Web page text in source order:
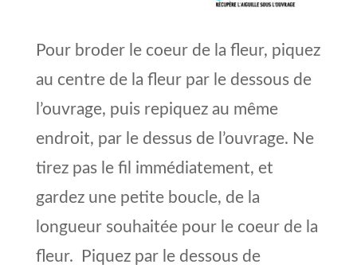
Pour broder le coeur de la fleur, piquez
au centre de la fleur par le dessous de
l’ouvrage, puis repiquez au même
endroit, par le dessus de l’ouvrage. Ne
tirez pas le fil immédiatement, et
gardez une petite boucle, de la
longueur souhaitée pour le coeur de la
fleur. Piquez par le dessous de